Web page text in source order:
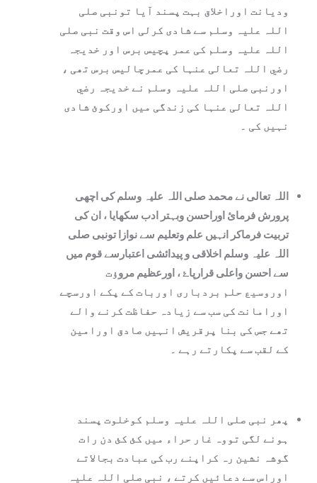
ودیانت اوراخلاق بہت پسند آيا تونبی صلی
اللہ علیہ وسلم سے شادی کرلی اس وقت نبی صلی
اللہ علیہ وسلم کی عمر پچیس برس اور خدیجہ
رضي اللہ تعالی عنہا کی عمرچالیس برس تھی ،
اورنبی صلی اللہ علیہ وسلم نے خدیجہ رضي
اللہ تعالی عنہا کی زندگی میں اورکوئ شادی
نہیں کی ۔
اللہ تعالی نے محمد صلی اللہ علیہ وسلم کی اچھی
پرورش فرمائ اوراحسن وبہتر ادب سکھایا ، ان کی
تربیت فرماکر انہیں علم وتعلیم سے نوازا تونبی صلی
اللہ علیہ وسلم اخلاقی و پیدائشی اعتبارسے قوم میں
سے احسن واعلی قرارپاۓ ، اورعظیم مرو‎ؤت
اوروسیع حلم بردباری اوربات کے پکے اورسچے
اورامانت کی سب سے زیادہ حفاظت کرنے والے
تھے جس کی بنا پرقریش انہیں صادق اورامین
کے لقب سے پکارتے رہے ۔
پھر نبی صلی اللہ علیہ وسلم کوخلوت پسند
ہونے لگی تووہ غار حراء میں کئ کئ دن رات
گوشہ نشین رہ کراپنے رب کی عبادت بجالاتے
اوراس سے دعائيں کرتے ، نبی صلی اللہ علیہ